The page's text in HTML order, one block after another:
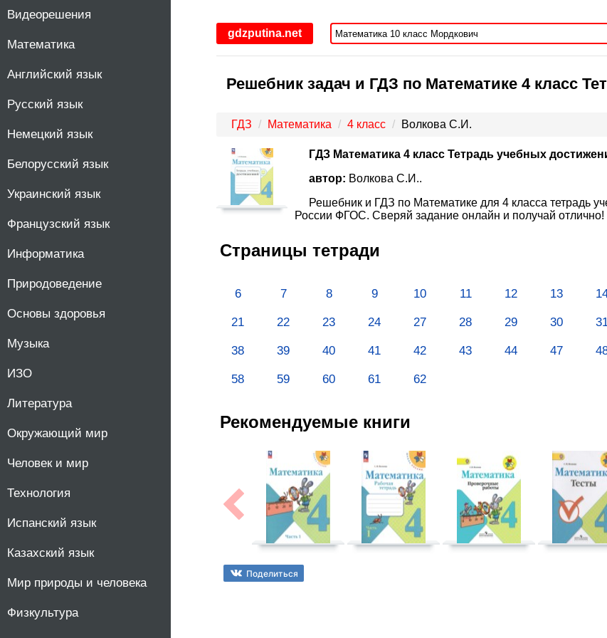
Видеорешения
Математика
Английский язык
Русский язык
Немецкий язык
Белорусский язык
Украинский язык
Французский язык
Информатика
Природоведение
Основы здоровья
Музыка
ИЗО
Литература
Окружающий мир
Человек и мир
Технология
Испанский язык
Казахский язык
Мир природы и человека
Физкультура
gdzputina.net
Решебник задач и ГДЗ по Математике 4 класс
ГДЗ Математика 4 класс Волкова С.И.
ГДЗ Математика 4 класс Тетрадь учебных
автор: Волкова С.И..
Решебник и ГДЗ по Математике для 4 класса тетрадь
России ФГОС. Сверяй задание онлайн и получай отлично!
Страницы тетради
6 7 8 9 10 11 12 13
21 22 23 24 27 28 29 30
38 39 40 41 42 43 44 47
58 59 60 61 62
Рекомендуемые книги
Поделиться